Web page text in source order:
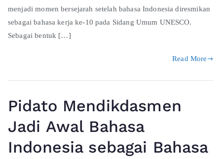
menjadi momen bersejarah setelah bahasa Indonesia diresmikan
sebagai bahasa kerja ke-10 pada Sidang Umum UNESCO.
Sebagai bentuk […]
Read More
Pidato Mendikdasmen
Jadi Awal Bahasa
Indonesia sebagai Bahasa